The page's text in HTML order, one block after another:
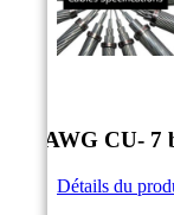
3/0 AWG CU-
Détails du